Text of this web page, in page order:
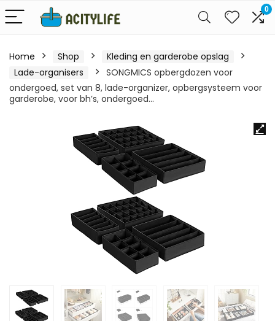
0
Home Shop
Kleding en garderobe opslag
Lade-organisers
SONGMICS opbergdozen voor
ondergoed, set van 8, lade-organizer, opbergsysteem voor
garderobe, voor bh’s, ondergoed…